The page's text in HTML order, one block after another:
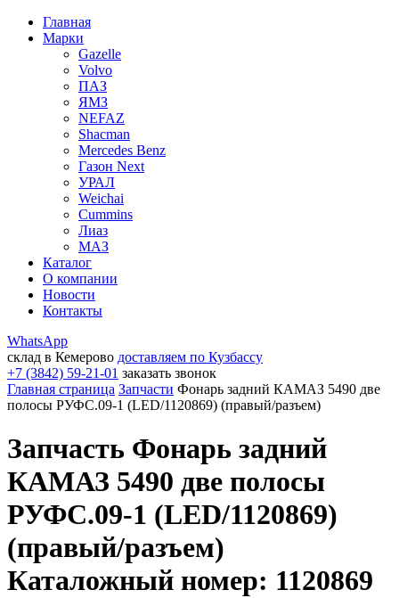
Главная
Марки
Gazelle
Volvo
ПАЗ
ЯМЗ
NEFAZ
Shacman
Mercedes Benz
Газон Next
УРАЛ
Weichai
Cummins
Лиаз
МАЗ
Каталог
О компании
Новости
Контакты
WhatsApp
склад в Кемерово доставляем по Кузбассу
+7 (3842) 59-21-01 заказать звонок
Главная страница Запчасти Фонарь задний КАМАЗ 5490 две
полосы РУФС.09-1 (LED/1120869) (правый/разъем)
Запчасть Фонарь задний
КАМАЗ 5490 две полосы
РУФС.09-1 (LED/1120869)
(правый/разъем)
Каталожный номер: 1120869